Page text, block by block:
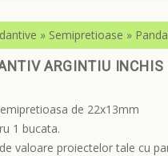
» Semipretioase »
ARGINTIU
de 22x13mm
1 bucata.
valoare proiectelor tale cu